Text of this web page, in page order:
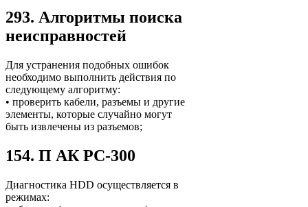
293. Алгоритмы поиска
неисправностей
Для устранения подобных ошибок
необходимо выполнить действия по
следующему алгоритму:
• проверить кабели, разъемы и другие
элементы, которые случайно могут
быть извлечены из разъемов;
154. П АК PC-300
Диагностика HDD осуществляется в
режимах: